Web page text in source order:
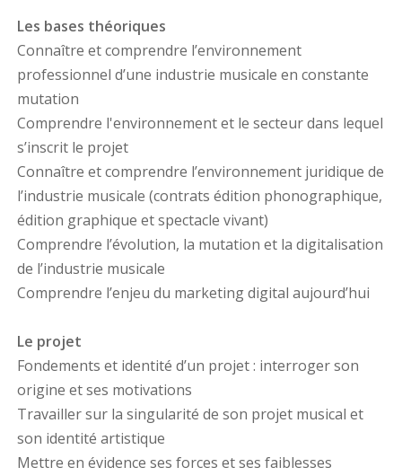
Les bases théoriques
Connaître et comprendre l’environnement
professionnel d’une industrie musicale en constante
mutation
Comprendre l'environnement et le secteur dans lequel
s’inscrit le projet
Connaître et comprendre l’environnement juridique de
l’industrie musicale (contrats édition phonographique,
édition graphique et spectacle vivant)
Comprendre l’évolution, la mutation et la digitalisation
de l’industrie musicale
Comprendre l’enjeu du marketing digital aujourd’hui
Le projet
Fondements et identité d’un projet : interroger son
origine et ses motivations
Travailler sur la singularité de son projet musical et
son identité artistique
Mettre en évidence ses forces et ses faiblesses